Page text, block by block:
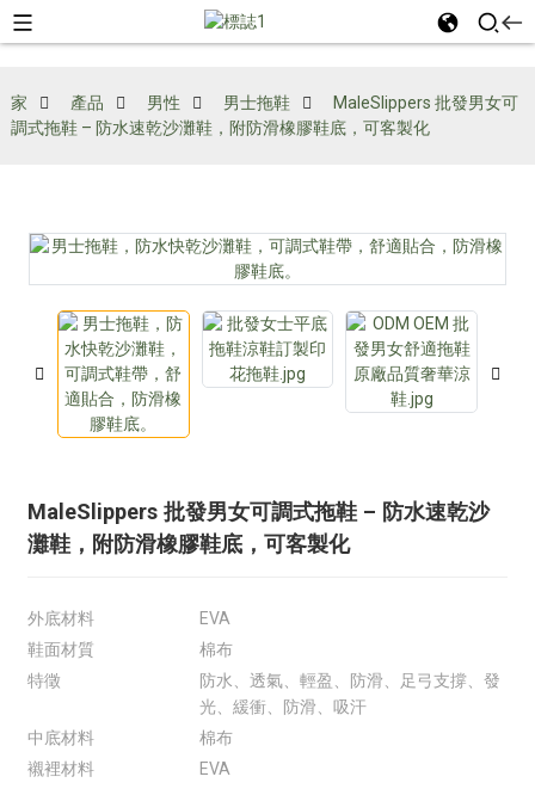
家 產品 男性 男士拖鞋
MaleSlippers 批發男女可
調式拖鞋 – 防水速乾沙灘鞋，附防滑橡膠鞋底，可客製化
MaleSlippers 批發男女可調式拖鞋 – 防水速乾沙
灘鞋，附防滑橡膠鞋底，可客製化
外底材料
EVA
鞋面材質
棉布
特徵
防水、透氣、輕盈、防滑、足弓支撐、發
光、緩衝、防滑、吸汗
中底材料
棉布
襯裡材料
EVA